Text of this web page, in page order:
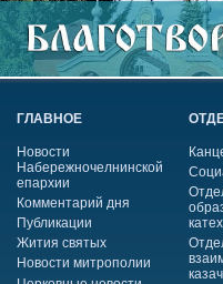
ГЛАВНОЕ
Новости
Набережночелнинской
епархии
Комментарий дня
Публикации
Жития святых
Новости митрополии